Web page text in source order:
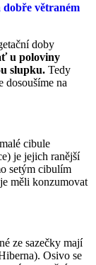
doby
u poloviny
slupku. Tedy
dosoušíme na
cibule
je jejich ranější
setým cibulím
měli konzumovat
ze sazečky mají
Osivo se